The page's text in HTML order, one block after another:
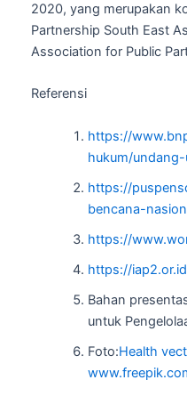
2020, yang merupakan
Partnership South East
Association for Public
Referensi
https://
hukum/
https://
bencana-
https://
https://
Bahan
untuk
Foto:Health